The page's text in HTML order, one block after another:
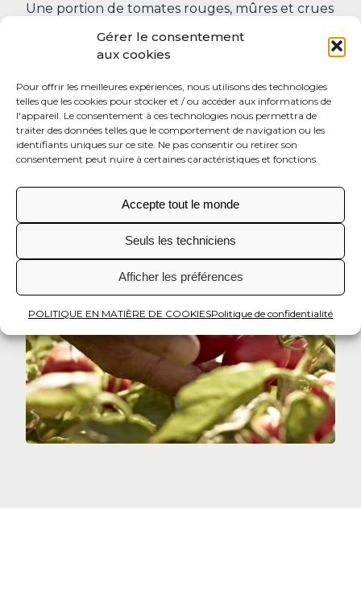
Gérer le consentement
aux cookies
Pour offrir les meilleures expériences, nous utilisons des technologies
telles que les cookies pour stocker et / ou accéder aux informations de
l'appareil. Le consentement à ces technologies nous permettra de
traiter des données telles que le comportement de navigation ou les
identifiants uniques sur ce site. Ne pas consentir ou retirer son
consentement peut nuire à certaines caractéristiques et fonctions.
Accepte tout le monde
Seuls les techniciens
Afficher les préférences
POLITIQUE EN MATIÈRE DE COOKIESPolitique de confidentialité
Une portion de tomates rouges, mûres et crues
source de vitamines A, C, K, d’acide folique et de
pauvres en sodium.